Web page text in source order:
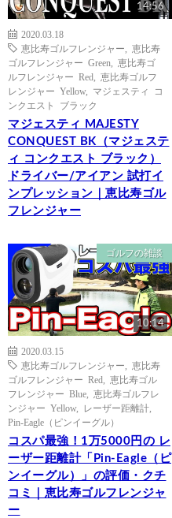
14:56
2020.03.18
恵比寿ゴルフレンジャー
恵比寿
ゴルフレンジャー Green
恵比寿ゴ
ルフレンジャー Red
恵比寿ゴルフ
レンジャー Yellow, マジェスティ コ
ンクエスト ブラック
マジェスティ MAJESTY
CONQUEST BK（マジェステ
ィ コンクエスト ブラック）
ドライバー/アイアン 試打イ
ンプレッション｜恵比寿ゴル
フレンジャー
ゴルフの雑談
10:14
2020.03.15
恵比寿ゴルフレンジャー
恵比寿
ゴルフレンジャー Red
恵比寿ゴル
フレンジャー Blue
恵比寿ゴルフレ
ンジャー Yellow, レーザー距離計
Pin-Eagle（ピンイーグル）
コスパ最強！1万5000円の レ
ーザー距離計「Pin-Eagle（ピ
ンイーグル）」の評価・クチ
コミ｜恵比寿ゴルフレンジャ
ー